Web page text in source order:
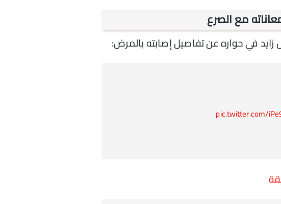
مع الصرع
زايد في حواره عن تفاصيل إصابته بالمرض:
pic.twitter.com/